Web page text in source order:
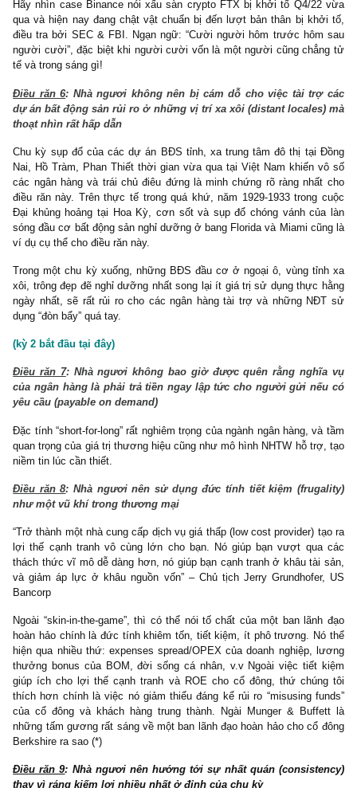
Điều răn 5 : Nhà ngươi không nên nói xấu đối thủ cạnh tranh
gặp khó khăn vì rủi ro hệ thống là rất lớn
“Một hệ thống giống như hệ thống ngân hàng, trong đó lợi ích
cả mọi người gắn bó mật thiết với nhau, phải được xử lý hết
nhị. Một hệ thống chỉ phụ thuộc vào niềm tin của công chúng
thân nó phải thể hiện sự tin cậy. Bất kỳ nghi ngờ nào đặt lên một
chứng minh ngày hôm qua: khi việc làm mất uy tín của Ngân
Pennsylvania được công khai, sự kiện bank-runs vào các ngân
khác lại bắt đầu. Thay vì giải quyết được khó khăn, sự ngờ
ngân hàng đó lại chuyển sang ngân hàng khác. Các chủ ngân
muốn mọi người tin tưởng vào chỉ một bank, song công chúng lại
động như thể niềm tin phải đặt ở tất cả vậy.” – Tờ
Hãy nhìn case Binance nói xấu sàn crypto FTX bị khởi tố Q4/
qua và hiện nay đang chật vật chuẩn bị đến lượt bản thân bị
điều tra bởi SEC & FBI. Ngạn ngữ: “Cười người hôm trước
người cười”, đặc biệt khi người cười vốn là một người cũng
Điều răn 6: Nhà ngươi không nên bị cám dỗ cho việc tài
dự án bất động sản rủi ro ở những vị trí xa xôi (distant
thoạt nhìn rất hấp dẫn
Chu kỳ sụp đổ của các dự án BĐS tỉnh, xa trung tâm đô thị tại
các ngân hàng và trái chủ điêu đứng là minh chứng rõ ràng
điều răn này. Trên thực tế trong quá khứ, năm 1929-1933 trong
sóng đầu cơ bất động sản nghỉ dưỡng ở bang Florida và Miami
ví dụ cụ thể cho điều răn này.
Trong một chu kỳ xuống, những BĐS đầu cơ ở ngoại ô, vùng
ngày nhất, sẽ rất rủi ro cho các ngân hàng tài trợ và những
dụng “đòn bẩy” quá tay.
(kỳ 2 bắt đầu tại đây)
Điều răn 7: Nhà ngươi không bao giờ được quên rằng
của ngân hàng là phải trả tiền ngay lập tức cho người gửi
yêu cầu (payable on demand)
Đặc tính “short-for-long” rất nghiêm trọng của ngành ngân hàng,
quan trọng của giá trị thương hiệu cũng như mô hình NHTW hỗ